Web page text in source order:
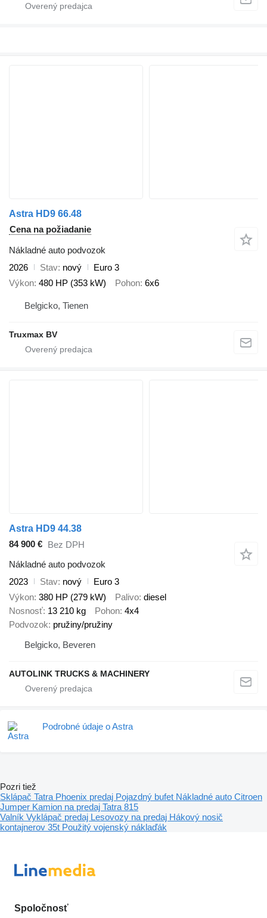
Astra HD9 66.48
Cena na požiadanie
Nákladné auto podvozok
2026
Stav nový
Euro 3
Výkon 480 HP (353 kW) Pohon 6x6
Belgicko, Tienen
Truxmax BV
Astra HD9 44.38
84 900 €
Bez DPH
Nákladné auto podvozok
2023
Stav nový
Euro 3
Výkon 380 HP (279 kW) Palivo diesel
Nosnosť 13 210 kg Pohon 4x4
Podvozok pružiny/pružiny
Belgicko, Beveren
AUTOLINK TRUCKS & MACHINERY
Podrobné údaje o Astra
Pozri tiež
Sklápač Tatra Phoenix predaj Pojazdný bufet Nákladné auto Citroen
Jumper Kamion na predaj Tatra 815
Valník Vyklápač predaj Lesovozy na predaj Hákový nosič
kontajnerov 35t Použitý vojenský náklaďák
Spoločnosť